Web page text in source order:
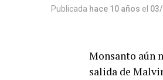
Publicada hace 10 años el
Monsanto aún
salida de